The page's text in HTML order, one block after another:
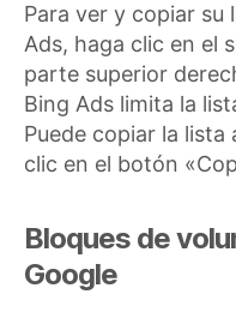
Para ver y copiar su
Ads, haga clic en el
parte superior
Bing Ads limita la
Puede copiar la
clic en el botón
Bloques de
Google